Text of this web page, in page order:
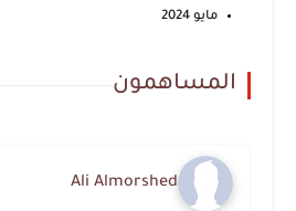
مايو 2024
المساهمون
Ali Almorshed